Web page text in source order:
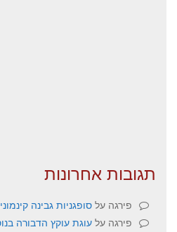
תגובות אחרונות
פירגה על סופגניות גבינה
פירגה על עוגת עוקץ הדבורה